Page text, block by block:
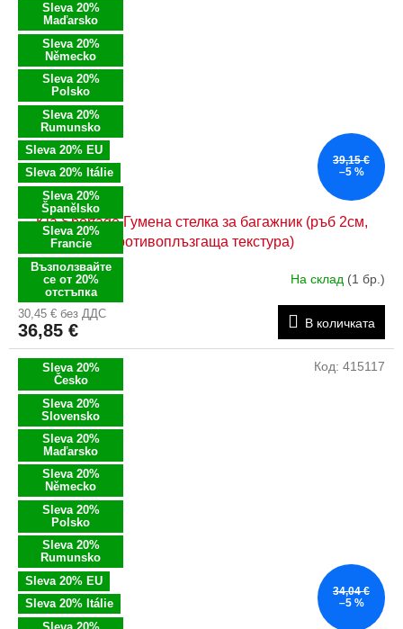
Sleva 20%
Maďarsko
Sleva 20%
Německo
Sleva 20%
Polsko
Sleva 20%
Rumunsko
Sleva 20% EU
Sleva 20% Itálie
Sleva 20%
Španělsko
Sleva 20%
Francie
Възползвайте
се от 20%
отстъпка
39,15 €
–5 %
Kia Sportage Гумена стелка за багажник (ръб 2см,
противоплъзгаща текстура)
На склад (1 бр.)
30,45 € без ДДС
36,85 € В количката
Sleva 20%
Česko
Sleva 20%
Slovensko
Sleva 20%
Maďarsko
Sleva 20%
Německo
Sleva 20%
Polsko
Sleva 20%
Rumunsko
Sleva 20% EU
Sleva 20% Itálie
34,04 €
–5 %
Код: 415117